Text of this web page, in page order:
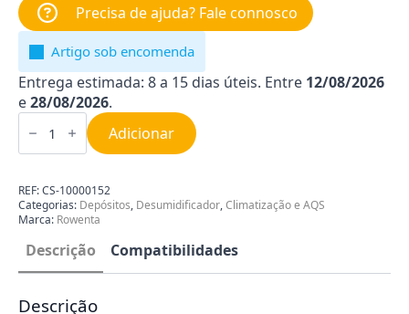
Precisa de ajuda? Fale connosco
Artigo sob encomenda
Entrega estimada: 8 a 15 dias úteis. Entre 12/08/2026
e28/08/2026.
Quantidade
de
de
Rowenta
CS-
10000152
Adicionar
REF:CS-10000152
Categorias: Depósitos, Desumidificador,Climatização e AQS
Marca: Rowenta
Descrição Compatibilidades
Descrição